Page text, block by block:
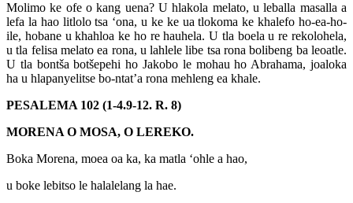
Molimo ke ofe o kang uena? U hlakola melato, u leballa masalla a
lefa la hao litlolo tsa ‘ona, u ke ke ua tlokoma ke khalefo ho-ea-ho-
ile, hobane u khahloa ke ho re hauhela. U tla boela u re rekolohela,
u tla felisa melato ea rona, u lahlele libe tsa rona bolibeng ba leoatle.
U tla bontša botšepehi ho Jakobo le mohau ho Abrahama, joaloka
ha u hlapanyelitse bo-ntat’a rona mehleng ea khale.
PESALEMA 102 (1-4.9-12. R. 8)
MORENA O MOSA, O LEREKO.
Boka Morena, moea oa ka, ka matla ‘ohle a hao,
u boke lebitso le halalelang la hae.